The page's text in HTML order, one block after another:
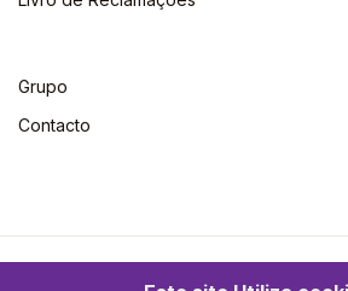
Grupo
Contacto